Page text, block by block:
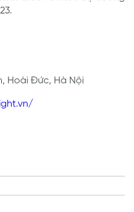
Hoài Đức, Hà Nội